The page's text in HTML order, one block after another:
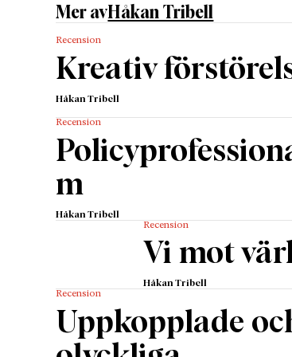
Mer avHåkan Tribell
Recension
Kreativ
Håkan Tribell
Recension
m
Håkan Tribell
Recension
Vi mot
Håkan Tribell
Recension
Uppkopplade